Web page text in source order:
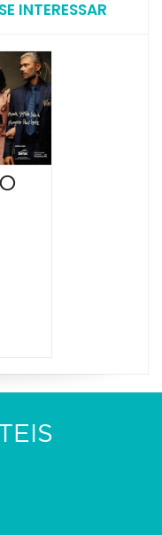
INTERESSAR